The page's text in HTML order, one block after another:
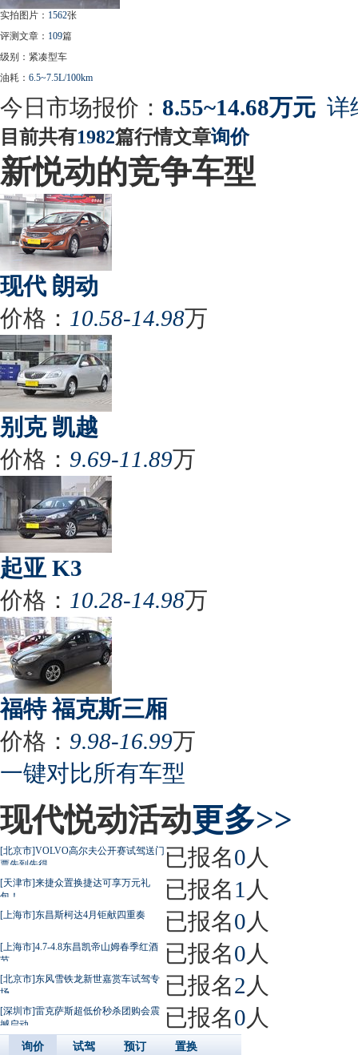
实拍图片： 1562张
评测文章： 109篇
级别：紧凑型车
油耗： 6.5~7.5L/100km
今日市场报价： 8.55~14.68万元 详
目前共有1982篇行情文章询价
新悦动的竞争车型
现代 朗动
价格： 10.58-14.98万
别克 凯越
价格： 9.69-11.89万
起亚 K3
价格： 10.28-14.98万
福特 福克斯三厢
价格： 9.98-16.99万
一键对比所有车型
现代悦动活动更多>>
[北京市]VOLVO高尔夫公开赛试驾送门
票先到先得
已报名0 人
[天津市]来捷众置换捷达可享万元礼
包！
已报名1 人
[上海市]东昌斯柯达4月钜献四重奏 已报名0 人
[上海市]4.7-4.8东昌凯帝山姆春季红酒
节
已报名0 人
[北京市]东风雪铁龙新世嘉赏车试驾专
场
已报名2 人
[深圳市]雷克萨斯超低价秒杀团购会震
撼启动
已报名0 人
询价 试驾 预订 置换